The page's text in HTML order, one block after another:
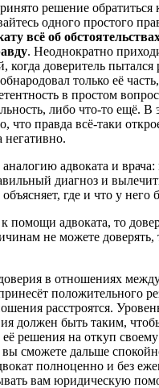
решение
одного простого
всё об
. Неоднократно
когда доверитель пытался
только её
в простом
либо что-то ещё. В
что правда всё-таки
негативно.
адвоката и врача:
диагноз и
где и что у него
помощи адвоката, то
не можете доверять,
в отношениях
положительного
расстроятся.
должен быть таким,
решения на откуп
сможете дальше
полноценно и без
вам юридическую